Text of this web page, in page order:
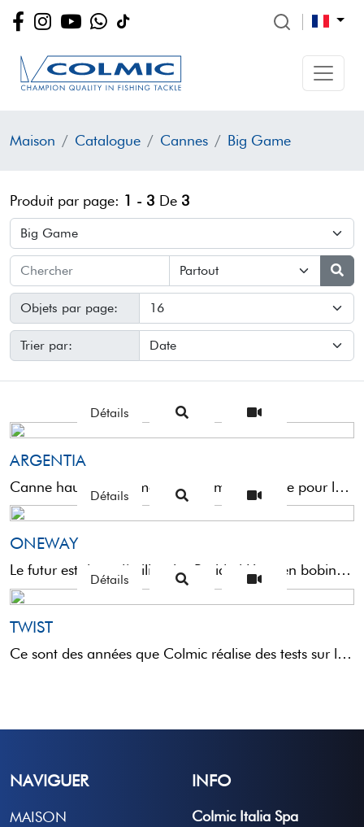
Maison Catalogue Cannes Big Game
Produit par page: 1 - 3 De 3
Objets par page:
Trier par:
Détails
ARGENTIA
Canne haut de gamme, spécialement conçue pour la pêche au gros.Argentia n'est pas uniquement destinée à la ...
Détails
ONEWAY
Le futur est donc d’utiliser la «Braided Line» en bobine. Voici pourquoi Colmic a projeté une canne puissante ...
Détails
TWIST
Ce sont des années que Colmic réalise des tests sur les cannes avec anneaux à spirale du tipe: ...
NAVIGUER
MAISON
INFO
Colmic Italia Spa